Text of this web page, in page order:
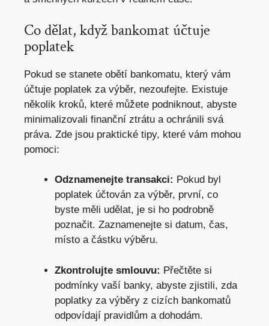
Co dělat, když bankomat účtuje
poplatek
Pokud se stanete obětí bankomatu, který vám
účtuje poplatek za výběr, nezoufejte. Existuje
několik kroků, které můžete podniknout, abyste
minimalizovali finanční ztrátu a ochránili svá
práva. Zde jsou praktické tipy, které vám mohou
pomoci:
Odznamenejte transakci: Pokud byl
poplatek účtován za výběr, první, co
byste měli udělat, je si ho podrobně
poznačit. Zaznamenejte si datum, čas,
místo a částku výběru.
Zkontrolujte smlouvu: Přečtěte si
podmínky vaší banky, abyste zjistili, zda
poplatky za výběry z cizích bankomatů
odpovídají pravidlům a dohodám.